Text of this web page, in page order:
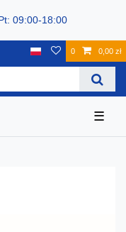
09:00-18:00
0 0,00 zł
☰